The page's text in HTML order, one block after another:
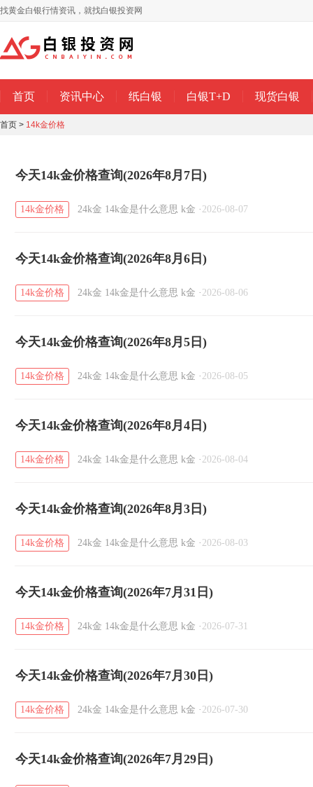
找黄金白银行情资讯，就找白银投资网
首页 资讯中心 纸白银 白银T+D 现货白银
首页 > 14k金价格
今天14k金价格查询(2026年8月7日)
14k金价格 24k金 14k金是什么意思 k金 · 2026-08-07
今天14k金价格查询(2026年8月6日)
14k金价格 24k金 14k金是什么意思 k金 · 2026-08-06
今天14k金价格查询(2026年8月5日)
14k金价格 24k金 14k金是什么意思 k金 · 2026-08-05
今天14k金价格查询(2026年8月4日)
14k金价格 24k金 14k金是什么意思 k金 · 2026-08-04
今天14k金价格查询(2026年8月3日)
14k金价格 24k金 14k金是什么意思 k金 · 2026-08-03
今天14k金价格查询(2026年7月31日)
14k金价格 24k金 14k金是什么意思 k金 · 2026-07-31
今天14k金价格查询(2026年7月30日)
14k金价格 24k金 14k金是什么意思 k金 · 2026-07-30
今天14k金价格查询(2026年7月29日)